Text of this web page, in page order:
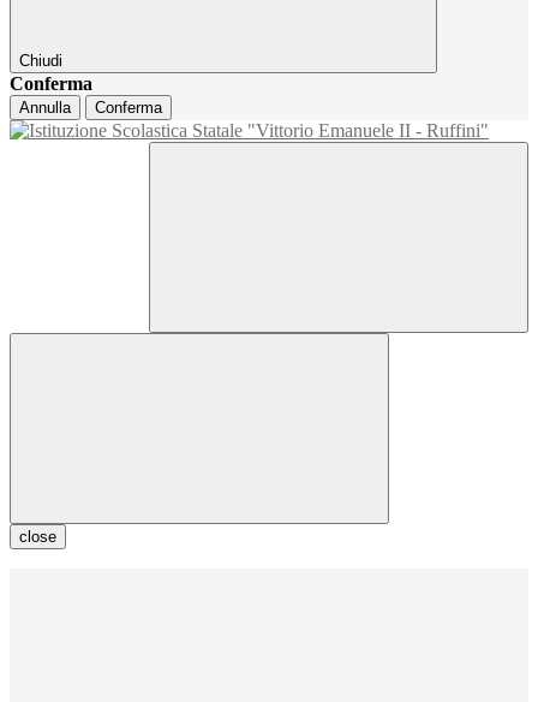
Chiudi
Conferma
Annulla Conferma
close